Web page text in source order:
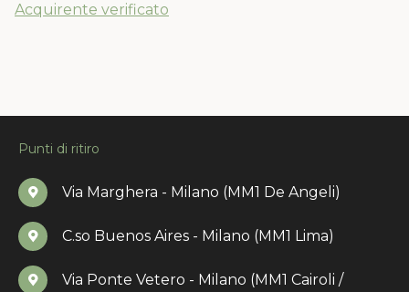
Acquirente verificato
Punti di ritiro
Via Marghera - Milano (MM1 De Angeli)
C.so Buenos Aires - Milano (MM1 Lima)
Via Ponte Vetero - Milano (MM1 Cairoli /